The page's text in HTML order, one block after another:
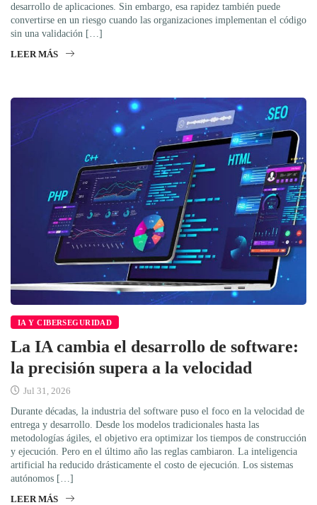
desarrollo de aplicaciones. Sin embargo, esa rapidez también puede
convertirse en un riesgo cuando las organizaciones implementan el código
sin una validación […]
LEER MÁS
IA Y CIBERSEGURIDAD
La IA cambia el desarrollo de software:
la precisión supera a la velocidad
Jul 31, 2026
Durante décadas, la industria del software puso el foco en la velocidad de
entrega y desarrollo. Desde los modelos tradicionales hasta las
metodologías ágiles, el objetivo era optimizar los tiempos de construcción
y ejecución. Pero en el último año las reglas cambiaron. La inteligencia
artificial ha reducido drásticamente el costo de ejecución. Los sistemas
autónomos […]
LEER MÁS